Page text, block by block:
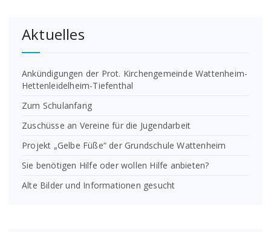
Aktuelles
Ankündigungen der Prot. Kirchengemeinde Wattenheim-
Hettenleidelheim-Tiefenthal
Zum Schulanfang
Zuschüsse an Vereine für die Jugendarbeit
Projekt „Gelbe Füße“ der Grundschule Wattenheim
Sie benötigen Hilfe oder wollen Hilfe anbieten?
Alte Bilder und Informationen gesucht